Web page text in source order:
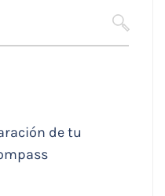
de tu